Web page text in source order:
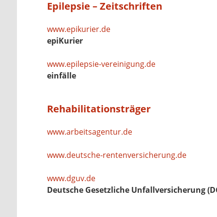
Epilepsie – Zeitschriften
www.epikurier.de
epiKurier
www.epilepsie-vereinigung.de
einfälle
Rehabilitationsträger
www.arbeitsagentur.de
www.deutsche-rentenversicherung.de
www.dguv.de
Deutsche Gesetzliche Unfallversicherung